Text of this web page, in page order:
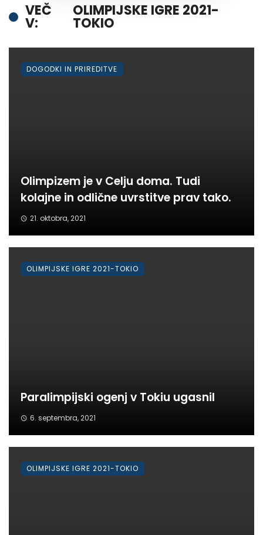
VEČ
V:
OLIMPIJSKE IGRE 2021-
TOKIO
Olimpizem je v Celju doma. Tudi
kolajne in odlične uvrstitve prav tako.
21. oktobra, 2021
DOGODKI IN PRIREDITVE
Paralimpijski ogenj v Tokiu ugasnil
6. septembra, 2021
OLIMPIJSKE IGRE 2021-TOKIO
OLIMPIJSKE IGRE 2021-TOKIO